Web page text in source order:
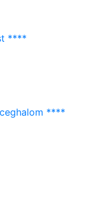
****
****